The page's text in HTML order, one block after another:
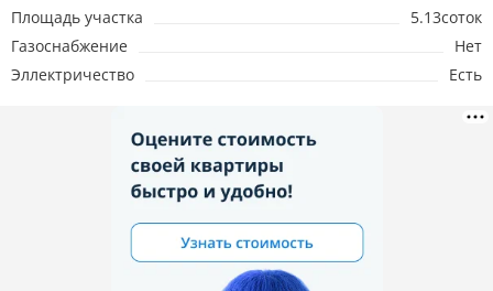
Площадь участка
5.13соток
Газоснабжение
Нет
Эллектричество
Есть